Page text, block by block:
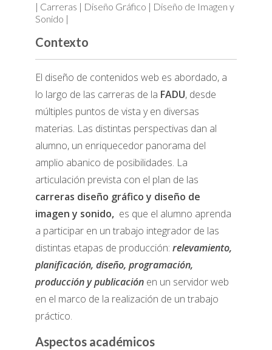
| Carreras | Diseño Gráfico | Diseño de Imagen y
Sonido |
Contexto
El diseño de contenidos web es abordado, a
lo largo de las carreras de la FADU, desde
múltiples puntos de vista y en diversas
materias. Las distintas perspectivas dan al
alumno, un enriquecedor panorama del
amplio abanico de posibilidades. La
articulación prevista con el plan de las
carreras diseño gráfico y diseño de
imagen y sonido, es que el alumno aprenda
a participar en un trabajo integrador de las
distintas etapas de producción:relevamiento,
planificación, diseño, programación,
producción y publicación en un servidor web
en el marco de la realización de un trabajo
práctico.
Aspectos académicos